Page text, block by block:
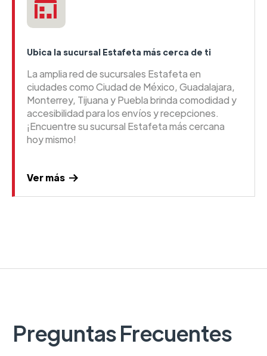
Ubica la sucursal Estafeta más cerca de ti
La amplia red de sucursales Estafeta en
ciudades como Ciudad de México, Guadalajara,
Monterrey, Tijuana y Puebla brinda comodidad y
accesibilidad para los envíos y recepciones.
¡Encuentre su sucursal Estafeta más cercana
hoy mismo!
Ver más
Preguntas Frecuentes